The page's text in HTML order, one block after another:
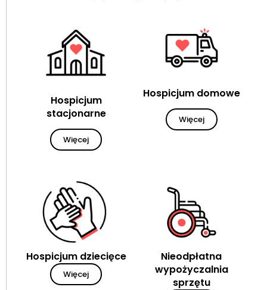
Hospicjum
stacjonarne
Więcej
Hospicjum domowe
Więcej
Hospicjum dziecięce
Więcej
Nieodpłatna
wypożyczalnia
sprzętu